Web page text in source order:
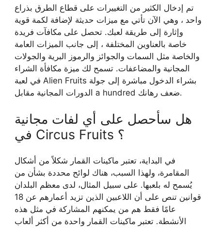
تم إدخال الكثير من التغييرات على قطاع الطرق بذراع
واحد ، وهي الآن تأتي مع ميزات حديثة لإضافة لكمة قوية
وإثارة إلى طريقة لعبك. تحصل على مكافآت فريدة
خاصة بالعناوين المختلفة ، إلى جانب الميزات العامة
والخاصة مثل السمات والجوائز والرموز البرية والجولات
المجانية والمضاعفات. تسمح لك ميزة مكافأة الشراء
في لعبة Alien Fruits بشراء الدخول مباشرة إلى جولة
الدورات المجانية مقابل a hundred ضعف رهانك.
هل سأحصل على أي لفات مجانية
في Circus Fruits ؟
في البداية، تعتبر ماكينات القمار شكلاً من أشكال
المقامرة، ولهذا السبب، هناك لوائح محددة بشأن من
يُسمح له بلعبها. على سبيل المثال، لدى معظم البلدان
قوانين تنص على أن اللاعبين الذين تزيد أعمارهم عن 18
عامًا فقط هم من يمكنهم المشاركة في مثل هذه
الأنشطة. تعتبر ماكينات القمار واحدة من أكثر ألعاب